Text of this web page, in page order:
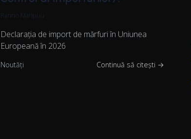
Ranno Maripuu
Declarația de import de mărfuri în Uniunea
Europeană în 2026
Noutăți Continuă să citești →